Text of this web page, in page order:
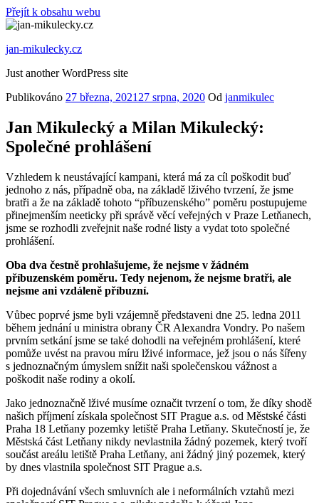
Přejít k obsahu webu
jan-mikulecky.cz
Just another WordPress site
Publikováno 27 března, 2021 27 srpna, 2020 Od janmikulec
Jan Mikulecký a Milan Mikulecký:
Společné prohlášení
Vzhledem k neustávající kampani, která má za cíl poškodit buď
jednoho z nás, případně oba, na základě lživého tvrzení, že jsme
bratři a že na základě tohoto “příbuzenského” poměru postupujeme
přinejmenším neeticky při správě věcí veřejných v Praze Letňanech,
jsme se rozhodli zveřejnit naše rodné listy a vydat toto společné
prohlášení.
Oba dva čestně prohlašujeme, že nejsme v žádném
příbuzenském poměru. Tedy nejenom, že nejsme bratři, ale
nejsme ani vzdáleně příbuzní.
Vůbec poprvé jsme byli vzájemně představeni dne 25. ledna 2011
během jednání u ministra obrany ČR Alexandra Vondry. Po našem
prvním setkání jsme se také dohodli na veřejném prohlášení, které
pomůže uvést na pravou míru lživé informace, jež jsou o nás šířeny
s jednoznačným úmyslem snížit naši společenskou vážnost a
poškodit naše rodiny a okolí.
Jako jednoznačně lživé musíme označit tvrzení o tom, že díky shodě
našich příjmení získala společnost SIT Prague a.s. od Městské části
Praha 18 Letňany pozemky letiště Praha Letňany. Skutečností je, že
Městská část Letňany nikdy nevlastnila žádný pozemek, který tvoří
součást areálu letiště Praha Letňany, ani žádný jiný pozemek, který
by dnes vlastnila společnost SIT Prague a.s.
Při dojednávání všech smluvních ale i neformálních vztahů mezi